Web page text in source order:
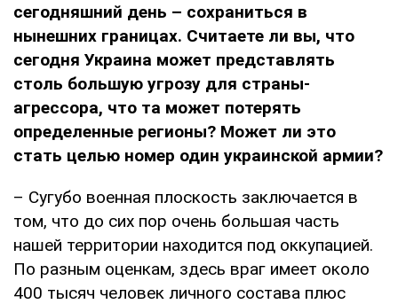
сегодняшний день – сохраниться в
нынешних границах. Считаете ли вы, что
сегодня Украина может представлять
столь большую угрозу для страны-
агрессора, что та может потерять
определенные регионы? Может ли это
стать целью номер один украинской армии?
– Сугубо военная плоскость заключается в
том, что до сих пор очень большая часть
нашей территории находится под оккупацией.
По разным оценкам, здесь враг имеет около
400 тысяч человек личного состава плюс